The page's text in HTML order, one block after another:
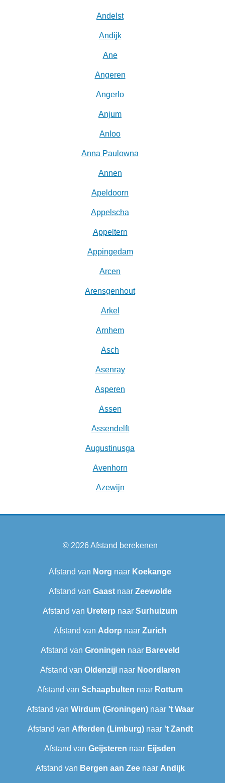
Andelst
Andijk
Ane
Angeren
Angerlo
Anjum
Anloo
Anna Paulowna
Annen
Apeldoorn
Appelscha
Appeltern
Appingedam
Arcen
Arensgenhout
Arkel
Arnhem
Asch
Asenray
Asperen
Assen
Assendelft
Augustinusga
Avenhorn
Azewijn
© 2026Afstand berekenen
Afstand van Norg naar Koekange
Afstand van Gaastnaar Zeewolde
Afstand van Ureterp naar Surhuizum
Afstand van Adorp naar Zurich
Afstand van Groningen naar Bareveld
Afstand van Oldenzijl naar Noordlaren
Afstand van Schaapbulten naar Rottum
Afstand van Wirdum (Groningen)naar 't Waar
Afstand van Afferden (Limburg)naar 't Zandt
Afstand van Geijsteren naar Eijsden
Afstand van Bergen aan Zeenaar Andijk